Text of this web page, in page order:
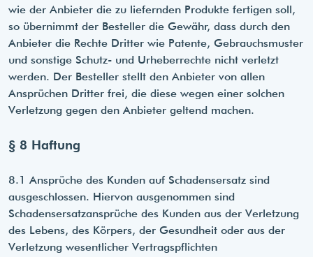
wie der Anbieter die zu liefernden Produkte fertigen soll,
so übernimmt der Besteller die Gewähr, dass durch den
Anbieter die Rechte Dritter wie Patente, Gebrauchsmuster
und sonstige Schutz- und Urheberrechte nicht verletzt
werden. Der Besteller stellt den Anbieter von allen
Ansprüchen Dritter frei, die diese wegen einer solchen
Verletzung gegen den Anbieter geltend machen.
§ 8 Haftung
8.1 Ansprüche des Kunden auf Schadensersatz sind
ausgeschlossen. Hiervon ausgenommen sind
Schadensersatzansprüche des Kunden aus der Verletzung
des Lebens, des Körpers, der Gesundheit oder aus der
Verletzung wesentlicher Vertragspflichten